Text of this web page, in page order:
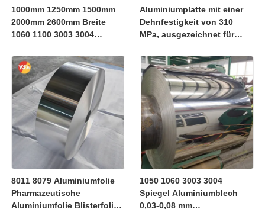
1000mm 1250mm 1500mm
2000mm 2600mm Breite
1060 1100 3003 3004
Kundengröße geschlitzt
besäumte Kante
Rostschutz
Massencontainerversand
Aluminiumplatte mit einer
Dehnfestigkeit von 310
MPa, ausgezeichnet für
Luftfahrtkomponenten
8011 8079 Aluminiumfolie
Pharmazeutische
Aluminiumfolie Blisterfolie
1050 1060 3003 3004
Spiegel Aluminiumblech
0,03-0,08 mm